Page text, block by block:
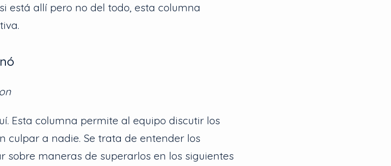
está allí pero no del todo, esta columna
Esta columna permite al equipo discutir los
culpar a nadie. Se trata de entender los
sobre maneras de superarlos en los siguientes